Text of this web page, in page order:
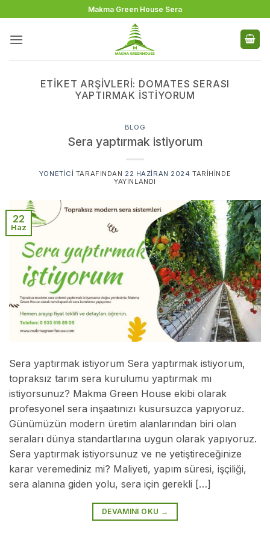
atla
Makma Green House Sera
ETIKET ARŞIVLERI: DOMATES SERASI
YAPTIRMAK ISTIYORUM
BLOG
Sera yaptırmak istiyorum
YONETICI TARAFINDAN 22 HAZIRAN 2024 TARIHINDE
YAYINLANDI
22
Haz
Sera yaptırmak istiyorum Sera yaptırmak istiyorum,
topraksız tarım sera kurulumu yaptırmak mı
istiyorsunuz? Makma Green House ekibi olarak
profesyonel sera inşaatınızı kusursuzca yapıyoruz.
Günümüzün modern üretim alanlarından biri olan
seraları dünya standartlarına uygun olarak yapıyoruz.
Sera yaptırmak istiyorsunuz ve ne yetiştireceğinize
karar veremediniz mi? Maliyeti, yapım süresi, işçiliği,
sera alanına giden yolu, sera için gerekli […]
DEVAMINI OKU →